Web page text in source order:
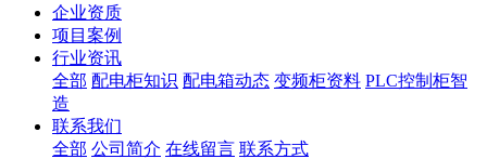
企业资质
项目案例
行业资讯
全部 配电柜知识 配电箱动态 变频柜资料 PLC控制柜智
造
联系我们
全部 公司简介 在线留言 联系方式